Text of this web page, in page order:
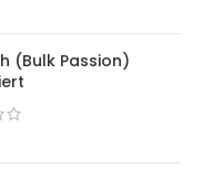
(Bulk Passion)